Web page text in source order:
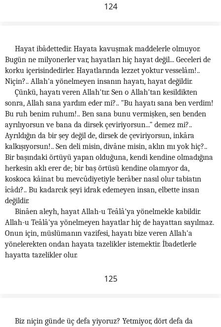
124
Hayat ibâdettedir. Hayata kavuşmak maddelerle olmuyor.
Bugün ne milyonerler var, hayatları hiç hayat değil... Geceleri de
korku içerisindedirler. Hayatlarında lezzet yoktur vesselâm!..
Niçin?.. Allah'a yönelmeyen insanın hayatı, hayat değildir.
Çünkü, hayatı veren Allah'tır. Sen o Allah'tan kesildikten
sonra, Allah sana yardım eder mi?.. "Bu hayatı sana ben verdim!
Bu ruh benim ruhum!.. Ben sana bunu vermişken, sen benden
ayrılıyorsun ve bana da dirsek çeviriyorsun..." demez mi?..
Ayrıldığın da bir şey değil de, dirsek de çeviriyorsun, inkâra
kalkışıyorsun!.. Sen deli misin, divâne misin, aklın mı yok hiç?..
Bir başındaki örtüyü yapan olduğuna, kendi kendine olmadığına
herkesin aklı erer de; bir baş örtüsü kendine olamıyor da,
koskoca kâinat bu mevcûdiyetiyle berâber nasıl olur tabiatın
îcâdı?.. Bu kadarcık şeyi idrak edemeyen insan, elbette insan
değildir.
Binâen aleyh, hayat Allah-u Teâlâ'ya yönelmekle kabildir.
Allah-u Teâlâ'ya yönelmeyen hayatlar hiç de hayattan sayılmaz.
Onun için, müslümanın vazifesi, hayatı bize veren Allah'a
yönelerekten ondan hayata tazelikler istemektir. İbadetlerle
hayatta tazelikler olur.
125
Biz niçin günde üç defa yiyoruz? Yetmiyor, dört defa da